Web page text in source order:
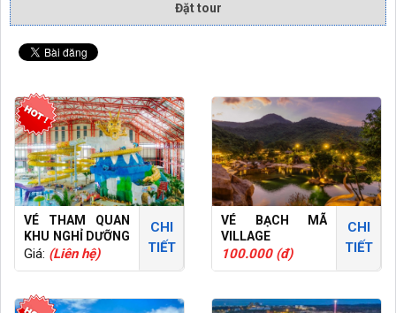
Đặt tour
VÉ THAM QUAN
KHU NGHỈ DƯỠNG
VÀ SPA MIKAZUKI
NHẬT BẢN
Giá: (Liên hệ)
CHI
TIẾT
VÉ BẠCH MÃ
VILLAGE
100.000 (đ)
CHI
TIẾT